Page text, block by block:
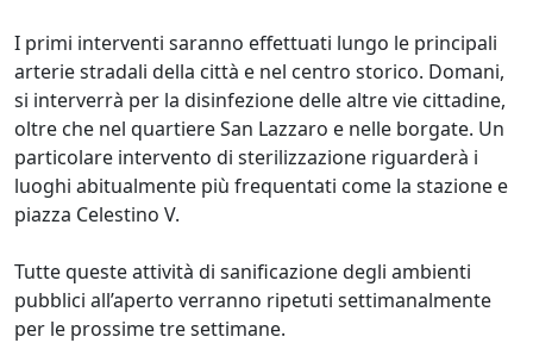
I primi interventi saranno effettuati lungo le principali
arterie stradali della città e nel centro storico. Domani,
si interverrà per la disinfezione delle altre vie cittadine,
oltre che nel quartiere San Lazzaro e nelle borgate. Un
particolare intervento di sterilizzazione riguarderà i
luoghi abitualmente più frequentati come la stazione e
piazza Celestino V.
Tutte queste attività di sanificazione degli ambienti
pubblici all’aperto verranno ripetuti settimanalmente
per le prossime tre settimane.